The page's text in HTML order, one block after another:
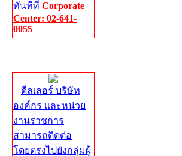
ทันทีที่ Corporate
Center: 02-641-
0055
ดีลเลอร์ บริษัท
องค์กร และหน่วย
งานราชการ
สามารถติดต่อ
โดยตรงไปยังกลุ่มผู้